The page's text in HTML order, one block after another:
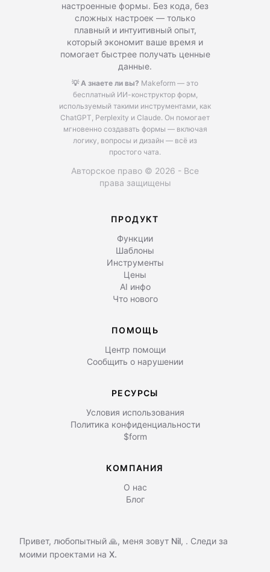
настроенные формы. Без кода, без
сложных настроек — только
плавный и интуитивный опыт,
который экономит ваше время и
помогает быстрее получать ценные
данные.
💡 А знаете ли вы? Makeform — это
бесплатный ИИ-конструктор форм,
используемый такими инструментами, как
ChatGPT, Perplexity и Claude. Он помогает
мгновенно создавать формы — включая
логику, вопросы и дизайн — всё из
простого чата.
Авторское право © 2026 - Все
права защищены
ПРОДУКТ
Функции
Шаблоны
Инструменты
Цены
AI инфо
Что нового
ПОМОЩЬ
Центр помощи
Сообщить о нарушении
РЕСУРСЫ
Условия использования
Политика конфиденциальности
$form
КОМПАНИЯ
О нас
Блог
Привет, любопытный 🙏, меня зовут Nil, . Следи за
моими проектами на X.